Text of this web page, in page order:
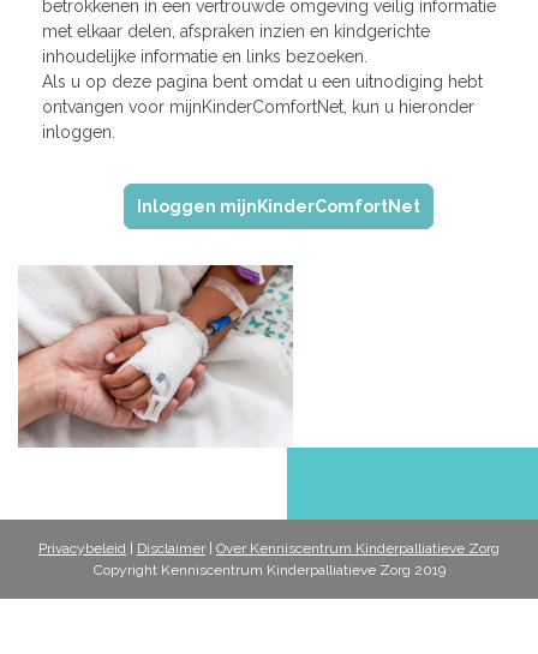
betrokkenen in een vertrouwde omgeving veilig informatie
met elkaar delen, afspraken inzien en kindgerichte
inhoudelijke informatie en links bezoeken.
Als u op deze pagina bent omdat u een uitnodiging hebt
ontvangen voor mijnKinderComfortNet, kun u hieronder
inloggen.
Inloggen mijnKinderComfortNet
Privacybeleid | Disclaimer | Over Kenniscentrum Kinderpalliatieve Zorg
Copyright Kenniscentrum Kinderpalliatieve Zorg 2019